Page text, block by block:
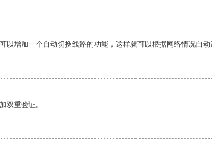
增加一个自动切换线路的功能，这样就可以根据网络情况自动
双重验证。